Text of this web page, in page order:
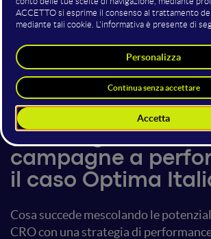
20 giugno 201917:00 - 17:40
Piattaforme e Servizi
La sinergia tra
campagne a
il caso Optima
Cosa succede mescolando le
CRO con una strategia di